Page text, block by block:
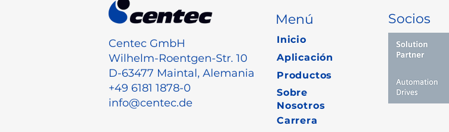
Centec GmbH
Wilhelm-Roentgen-Str. 10
D-63477 Maintal, Alemania
+49 6181 1878-0
info@centec.de
Menú
Inicio
Aplicación
Productos
Sobre
Nosotros
Carrera
Socios